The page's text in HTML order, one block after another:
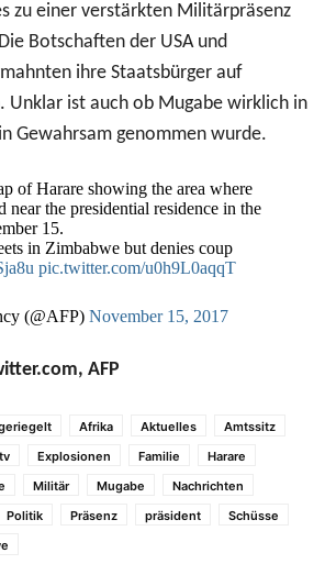
zu einer verstärkten Militärpräsenz
Botschaften der USA und
ihre Staatsbürger auf
Unklar ist auch ob Mugabe wirklich in
Gewahrsam genommen wurde.
of Harare showing the area where
near the presidential residence in the
15.
in Zimbabwe but denies coup
pic.twitter.com/u0h9L0aqqT
(@AFP) November 15, 2017
AFP
Afrika Aktuelles
Amtssitz
Explosionen Familie
Harare
Militär Mugabe
Nachrichten
Politik Präsenz präsident
Schüsse